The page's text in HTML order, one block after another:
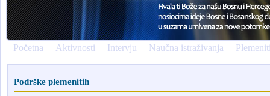
Početna Aktivnosti Intervju Naučna istraživanja
Podrške plemenitih